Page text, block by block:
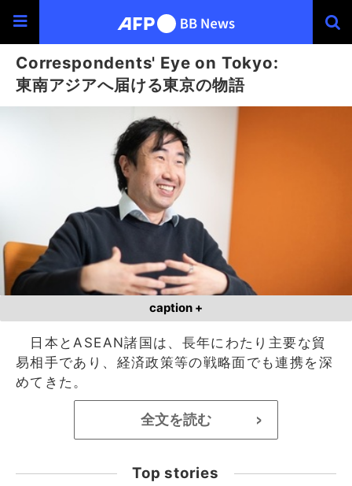
Correspondents' Eye on Tokyo:
東南アジアへ届ける東京の物語
caption +
日本とASEAN諸国は、長年にわたり主要な貿
易相手であり、経済政策等の戦略面でも連携を深
めてきた。
全文を読む >
Top stories